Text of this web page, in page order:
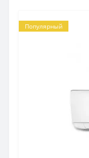
Популярный